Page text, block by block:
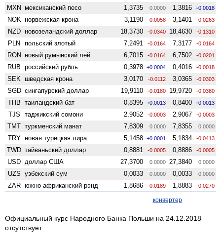
MXN мексиканский песо 1,3735 0.0000 1,3816 +0.0018
NOK норвежская крона 3,1190 -0.0058 3,1401 -0.0263
NZD ново­зеландский доллар 18,3730 -0.0340 18,4630 -0.1310
PLN польский злотый 7,2491 -0.0164 7,3177 -0.0164
RON новый румынский лей 6,7015 -0.0164 6,7502 -0.0201
RUB российский рубль 0,3978 +0.0004 0,4016 -0.0018
SEK шведская крона 3,0170 -0.0112 3,0365 -0.0303
SGD сингапурский доллар 19,9110 -0.0180 19,9720 -0.0380
THB таиландский бат 0,8395 +0.0013 0,8400 +0.0013
TJS таджикский сомони 2,9052 -0.0003 2,9067 -0.0003
TMT туркменский манат 7,8309 0.0000 7,8355 0.0000
TRY новая турецкая лира 5,1458 +0.0001 5,1834 -0.0413
TWD тайваньский доллар 0,8881 -0.0005 0,8886 -0.0005
USD доллар США 27,3700 0.0000 27,3840 0.0000
UZS узбекский сум 0,0033 0.0000 0,0033 0.0000
ZAR южно-африканский рэнд 1,8686 -0.0189 1,8883 -0.0270
конвертер
Официальный курс Народного Банка Польши на 24.12.2018
отсутствует